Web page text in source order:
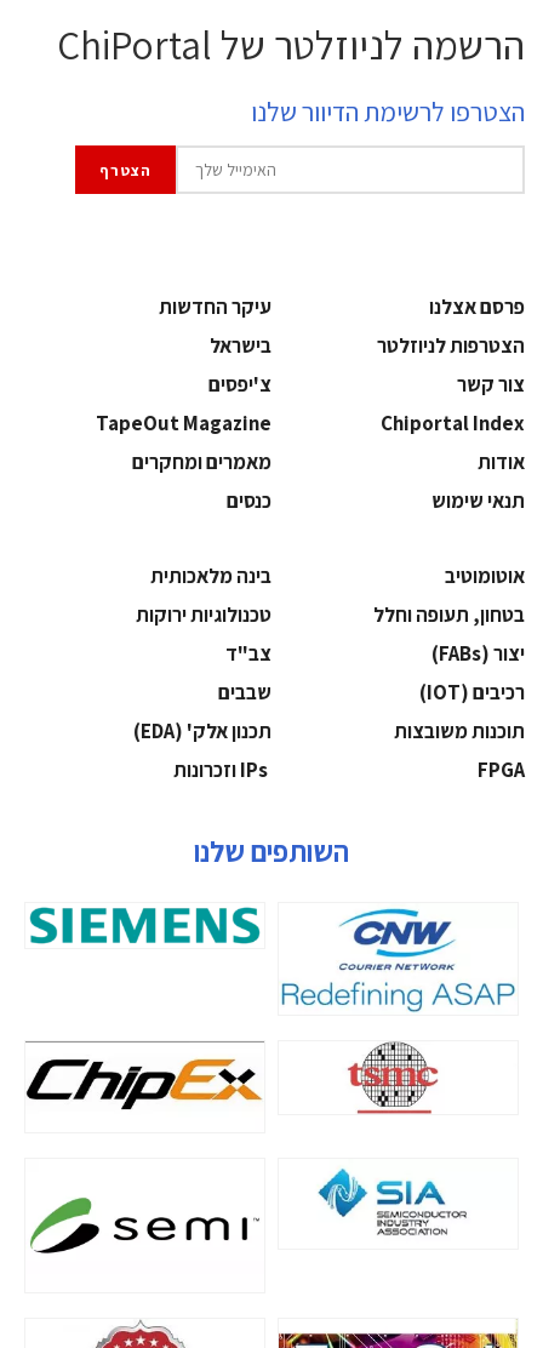
הרשמה לניוזלטר של ChiPortal
הצטרפו לרשימת הדיוור שלנו
פרסם אצלנו
עיקר החדשות
הצטרפות לניוזלטר
בישראל
צור קשר
צ'יפסים
Chiportal Index
TapeOut Magazine
אודות
מאמרים ומחקרים
תנאי שימוש
כנסים
אוטומוטיב
בינה מלאכותית
בטחון, תעופה וחלל
‫טכנולוגיות ירוקות‬
‫יצור (‪(FABs‬‬
‫צב"ד‬
‫רכיבים‬ (IOT)
‫שבבים‬
‫תוכנות משובצות‬
‫תכנון אלק' (‪(EDA‬‬
‫‪FPGA‬‬
השותפים שלנו